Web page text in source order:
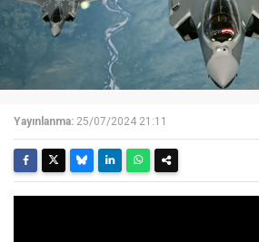
Yayınlanma: 25/07/2024 21:11